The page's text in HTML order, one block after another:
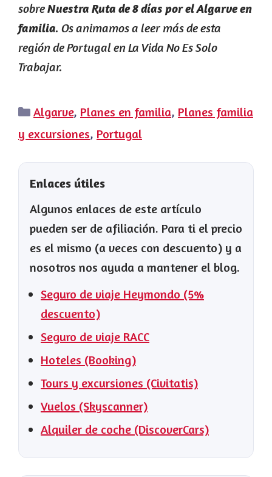
sobreNuestra Ruta de 8 días por el Algarve en
familia. Os animamos a leer más de esta
región de Portugal en La Vida No Es Solo
Trabajar.
Categorías
Algarve, Planes en familia, Planes familia
y excursiones, Portugal
Enlaces útiles
Algunos enlaces de este artículo
pueden ser de afiliación. Para ti el precio
es el mismo (a veces con descuento) y a
nosotros nos ayuda a mantener el blog.
Seguro de viaje Heymondo (5%
descuento)
Seguro de viaje RACC
Hoteles (Booking)
Tours y excursiones (Civitatis)
Vuelos (Skyscanner)
Alquiler de coche (DiscoverCars)